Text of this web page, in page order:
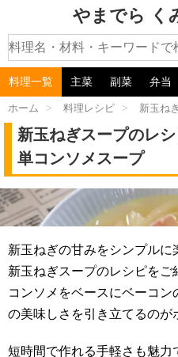
やまでら く
料理一覧 主菜 副菜 弁当
ホーム > 料理レシピ > 新玉ね
新玉ねぎスープのレ
単コンソメスープ
チャンネル登録を
新玉ねぎの甘みをシンプル
新玉ねぎスープのレシピをご
コンソメをベースにベーコ
の美味しさを引き立てるのが
短時間で作れる手軽さも魅